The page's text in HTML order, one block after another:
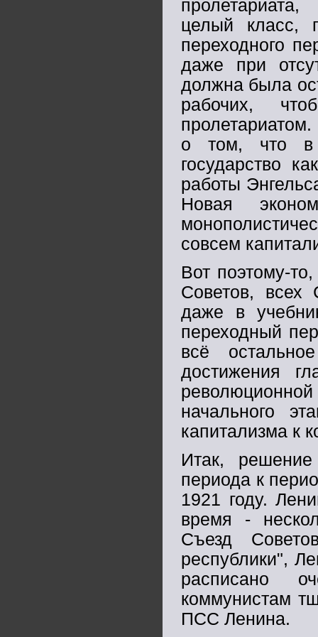
целый класс,
переходного
даже при
должна была
рабочих,
о том, что в
государство
работы
Новая
совсем
Вот поэтому-
Советов,
даже в
переходный
всё
достижения
революционной
начального
капитализма к
Итак, решение
периода к
1921 году.
время -
Съезд
республики",
расписано
коммунистам
ПСС Ленина.